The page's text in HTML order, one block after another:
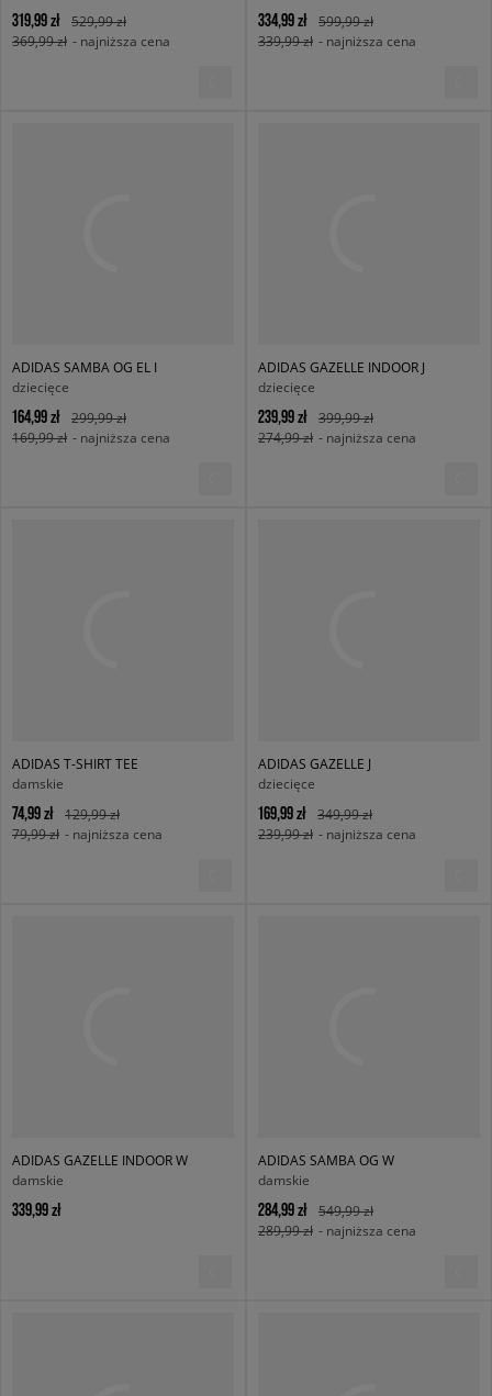
319,99 zł
529,99 zł
369,99 zł - najniższa cena
334,99 zł
599,99 zł
339,99 zł - najniższa cena
ADIDAS SAMBA OG EL I
dziecięce
164,99 zł
299,99 zł
169,99 zł - najniższa cena
ADIDAS GAZELLE INDOOR J
dziecięce
239,99 zł
399,99 zł
274,99 zł - najniższa cena
ADIDAS T-SHIRT TEE
damskie
74,99 zł
129,99 zł
79,99 zł - najniższa cena
ADIDAS GAZELLE J
dziecięce
169,99 zł
349,99 zł
239,99 zł - najniższa cena
ADIDAS GAZELLE INDOOR W
damskie
339,99 zł
ADIDAS SAMBA OG W
damskie
284,99 zł
549,99 zł
289,99 zł - najniższa cena